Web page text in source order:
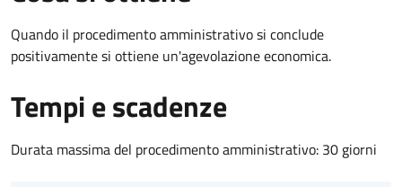
Quando il procedimento amministrativo si conclude
positivamente si ottiene un'agevolazione economica.
Tempi e scadenze
Durata massima del procedimento amministrativo: 30 giorni